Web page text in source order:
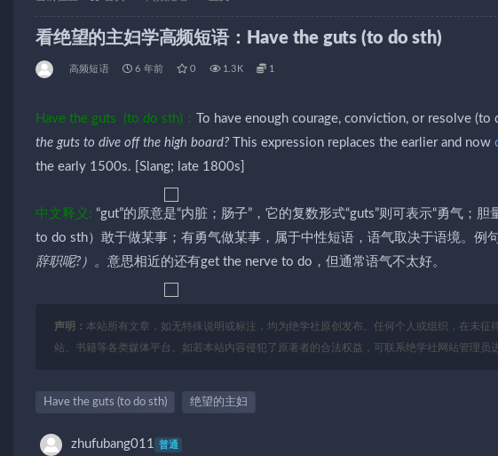
看绝望的主妇学高频短语：Have the guts (to do sth)
高频短语 6 年前 0 1.3K 1
Have the guts (to do sth)： To have enough courage, conviction, or resolve
the guts to dive off the high board?
This expression replaces the earlier and now
the early 1500s. [Slang; late 1800s]
中文释义: “gut”的原意是“内脏；肠子”，它的复数形式“guts”则可表示“勇气；
to do sth）敢于做某事；有勇气做某事，属于中性短语，语气取决于语境。例句
辞职呢?）。 意思相近的还有get the nerve to do，但通常语气不太好。
声明： 本站所有文章，如无特殊说明或标注，均为绝学社原创发布。任何个人或组织，在未
站、书籍等各类媒体平台。如若本站内容侵犯了原著者的合法权益，可联系绝学社网站管理员
Have the guts (to do sth) 绝望的主妇
zhufubang011 普通